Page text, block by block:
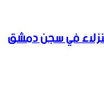
في سجن دمشق